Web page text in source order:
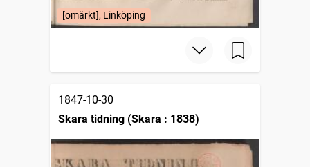
[omärkt], Linköping
1847-10-30
Skara tidning (Skara : 1838)